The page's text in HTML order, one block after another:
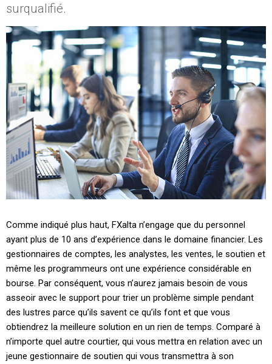
surqualifié.
Comme indiqué plus haut, FXalta n’engage que du personnel
ayant plus de 10 ans d’expérience dans le domaine financier. Les
gestionnaires de comptes, les analystes, les ventes, le soutien et
même les programmeurs ont une expérience considérable en
bourse. Par conséquent, vous n’aurez jamais besoin de vous
asseoir avec le support pour trier un problème simple pendant
des lustres parce qu’ils savent ce qu’ils font et que vous
obtiendrez la meilleure solution en un rien de temps. Comparé à
n’importe quel autre courtier, qui vous mettra en relation avec un
jeune gestionnaire de soutien qui vous transmettra à son